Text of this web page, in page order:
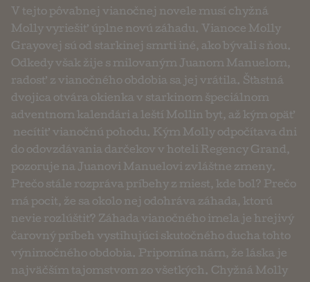
V tejto pôvabnej vianočnej novele musí chyžná
Molly vyriešiť úplne novú záhadu. Vianoce Molly
Grayovej sú od starkinej smrti iné, ako bývali s ňou.
Odkedy však žije s milovaným Juanom Manuelom,
radosť z vianočného obdobia sa jej vrátila. Šťastná
dvojica otvára okienka v starkinom špeciálnom
adventnom kalendári a leští Mollin byt, až kým opäť
necítiť vianočnú pohodu. Kým Molly odpočítava dni
do odovzdávania darčekov v hoteli Regency Grand,
pozoruje na Juanovi Manuelovi zvláštne zmeny.
Prečo stále rozpráva príbehy z miest, kde bol? Prečo
má pocit, že sa okolo nej odohráva záhada, ktorú
nevie rozlúštiť? Záhada vianočného imela je hrejivý
čarovný príbeh vystihujúci skutočného ducha tohto
výnimočného obdobia. Pripomína nám, že láska je
najväčším tajomstvom zo všetkých. Chyžná Molly